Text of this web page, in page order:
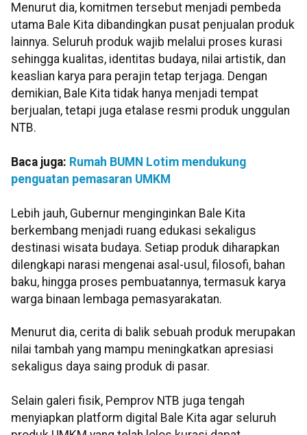
Menurut dia, komitmen tersebut menjadi pembeda
utama Bale Kita dibandingkan pusat penjualan produk
lainnya. Seluruh produk wajib melalui proses kurasi
sehingga kualitas, identitas budaya, nilai artistik, dan
keaslian karya para perajin tetap terjaga. Dengan
demikian, Bale Kita tidak hanya menjadi tempat
berjualan, tetapi juga etalase resmi produk unggulan
NTB.
Baca juga: Rumah BUMN Lotim mendukung
penguatan pemasaran UMKM
Lebih jauh, Gubernur menginginkan Bale Kita
berkembang menjadi ruang edukasi sekaligus
destinasi wisata budaya. Setiap produk diharapkan
dilengkapi narasi mengenai asal-usul, filosofi, bahan
baku, hingga proses pembuatannya, termasuk karya
warga binaan lembaga pemasyarakatan.
Menurut dia, cerita di balik sebuah produk merupakan
nilai tambah yang mampu meningkatkan apresiasi
sekaligus daya saing produk di pasar.
Selain galeri fisik, Pemprov NTB juga tengah
menyiapkan platform digital Bale Kita agar seluruh